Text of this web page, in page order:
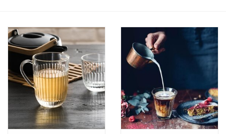
NIEUW!
Sale!
Kleuren